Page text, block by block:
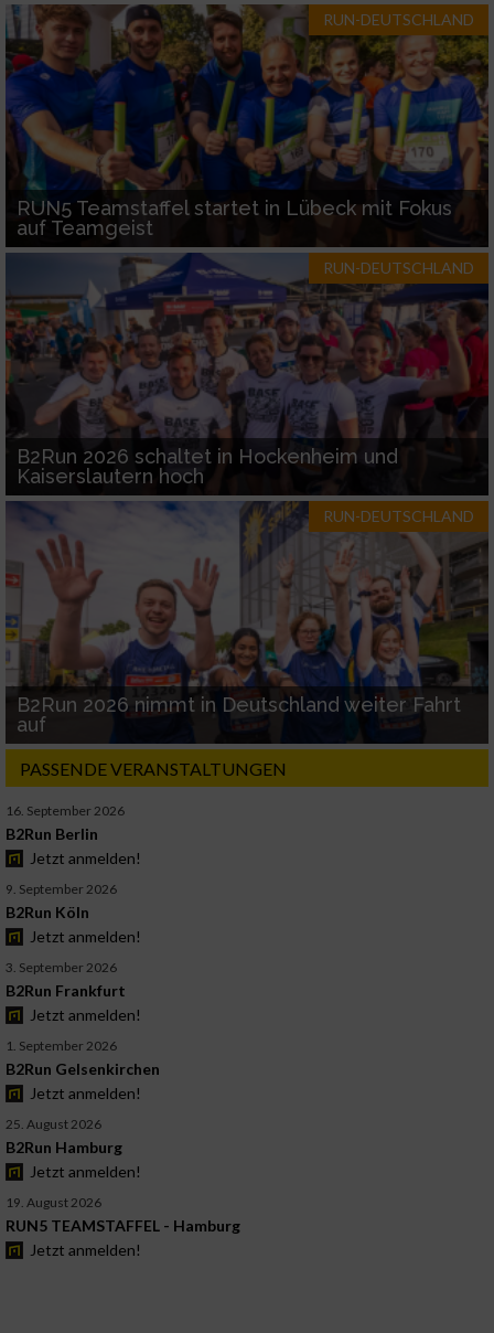
RUN-DEUTSCHLAND
RUN5 Teamstaffel startet in Lübeck mit Fokus
auf Teamgeist
RUN-DEUTSCHLAND
B2Run 2026 schaltet in Hockenheim und
Kaiserslautern hoch
RUN-DEUTSCHLAND
B2Run 2026 nimmt in Deutschland weiter Fahrt
auf
PASSENDE VERANSTALTUNGEN
16. September 2026
B2Run Berlin
Jetzt anmelden!
9. September 2026
B2Run Köln
Jetzt anmelden!
3. September 2026
B2Run Frankfurt
Jetzt anmelden!
1. September 2026
B2Run Gelsenkirchen
Jetzt anmelden!
25. August 2026
B2Run Hamburg
Jetzt anmelden!
19. August 2026
RUN5 TEAMSTAFFEL - Hamburg
Jetzt anmelden!